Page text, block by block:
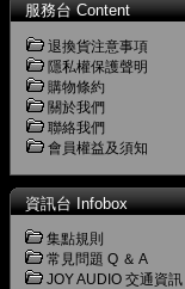
服務台 Content
退換貨注意事項
隱私權保護聲明
購物條約
關於我們
聯絡我們
會員權益及須知
資訊台 Infobox
集點規則
常見問題 Q ＆ A
JOY AUDIO 交通資訊